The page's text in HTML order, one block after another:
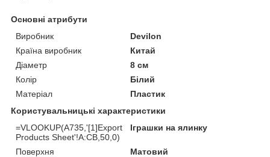
Основні атрибути
Виробник
Devilon
Країна виробник
Китай
Діаметр
8 см
Колір
Білий
Матеріал
Пластик
Користувальницькі характеристики
=VLOOKUP(A735,'[1]Export
Products Sheet'!A:CB,50,0)
Іграшки на ялинку
Поверхня Матовий